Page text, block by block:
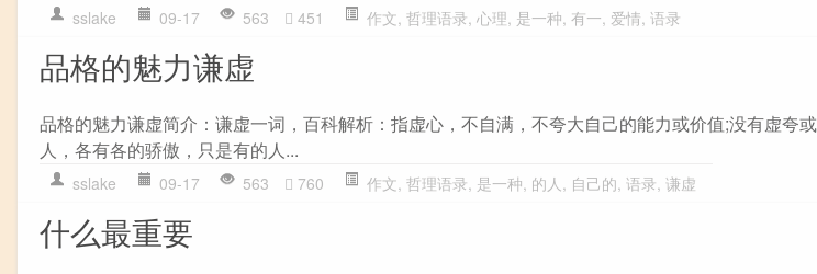
sslake 09-17 563 451 作文, 哲理语录, 心理, 是一种, 有一, 爱情, 语录
品格的魅力谦虚
品格的魅力谦虚简介：谦虚一词，百科解析：指虚心，不自满，不夸大自己的能力或价值;没有虚
人，各有各的骄傲，只是有的人...
sslake 09-17 563 760 作文, 哲理语录, 是一种, 的人 , 自己的, 语录, 谦虚
什么最重要